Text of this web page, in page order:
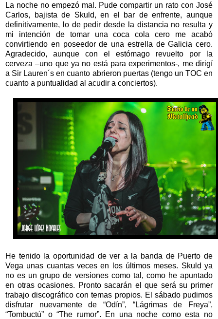
La noche no empezó mal. Pude compartir un rato con José
Carlos, bajista de Skuld, en el bar de enfrente, aunque
definitivamente, lo de pedir desde la distancia no resulta y
mi intención de tomar una coca cola cero me acabó
convirtiendo en poseedor de una estrella de Galicia cero.
Agradecido, aunque con el estómago revuelto por la
cerveza –uno que ya no está para experimentos-, me dirigí
a Sir Lauren´s en cuanto abrieron puertas (tengo un TOC en
cuanto a puntualidad al acudir a conciertos).
He tenido la oportunidad de ver a la banda de Puerto de
Vega unas cuantas veces en los últimos meses. Skuld ya
no es un grupo de versiones como tal, como he apuntado
en otras ocasiones. Pronto sacarán el que será su primer
trabajo discográfico con temas propios. El sábado pudimos
disfrutar nuevamente de “Odín”, “Lágrimas de Freya”,
“Tombuctú” o “The rumor”. En una noche como esta no